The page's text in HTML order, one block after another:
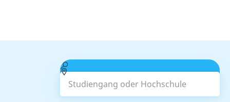
Studiengang oder Hochschule
Suchen